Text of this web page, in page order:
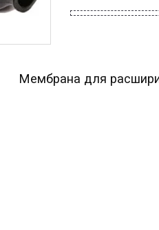
Мембрана для